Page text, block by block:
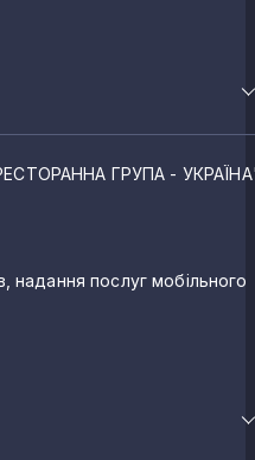
ГРУПА -
надання послуг мобільного